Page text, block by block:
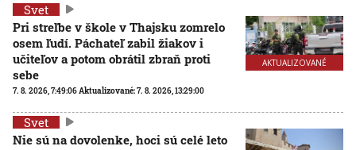
AKTUALIZOVANÉ
Svet
Pri streľbe v škole v Thajsku zomrelo
osem ľudí. Páchateľ zabil žiakov i
učiteľov a potom obrátil zbraň proti
sebe
7. 8. 2026, 7:49:06 Aktualizované:7. 8. 2026, 13:29:00
Svet
Nie sú na dovolenke, hoci sú celé leto